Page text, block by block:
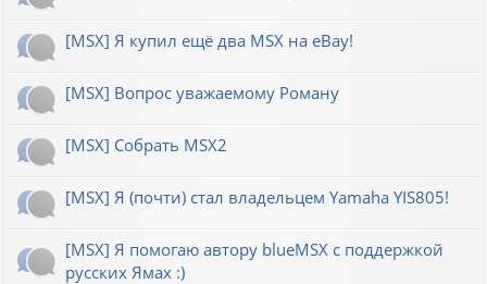
[MSX] Я купил ещё два MSX на eBay!
[MSX] Вопрос уважаемому Роману
[MSX] Собрать MSX2
[MSX] Я (почти) стал владельцем Yamaha YIS805!
[MSX] Я помогаю автору blueMSX с поддержкой
русских Ямах :)